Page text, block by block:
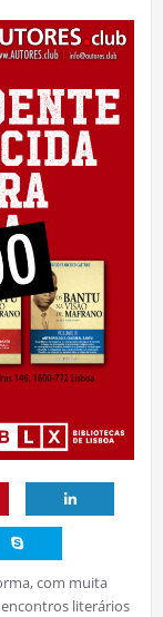
com muita
literários